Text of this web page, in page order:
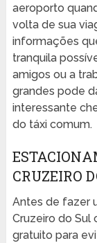
aeroporto
volta de sua
informações
tranquila
amigos ou a
grandes pode
interessante
do táxi comum.
CRUZEIRO
Antes de fazer
Cruzeiro do Sul
gratuito para